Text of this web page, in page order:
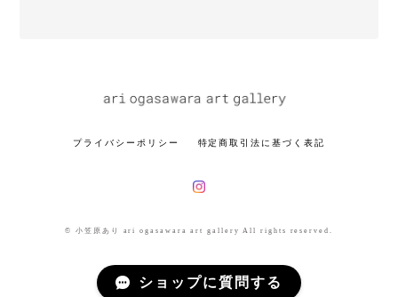
プライバシーポリシー 特定商取引法に基づく表記
© 小笠原あり ari ogasawara art gallery All rights reserved.
ショップに質問する